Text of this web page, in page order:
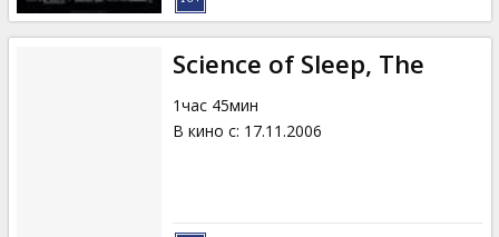
Science of Sleep, The
1час 45мин
В кино с: 17.11.2006